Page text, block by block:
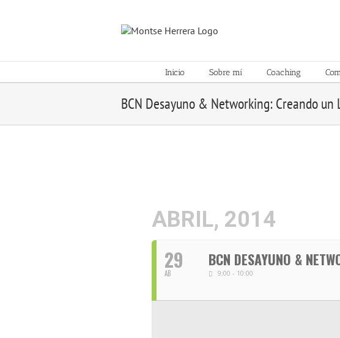
Inicio Sobre mí Coaching
BCN Desayuno & Networking: Creando un
ABRIL, 2014
29
AB
BCN DESAYUNO &
9:00 - 10:00